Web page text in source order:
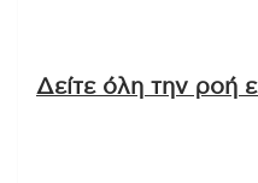
Δείτε όλη την ροή